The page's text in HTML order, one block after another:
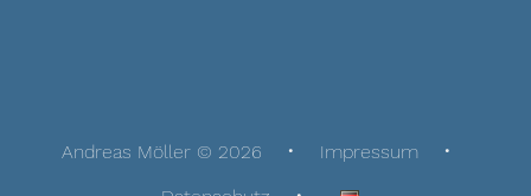
Andreas Möller © 2026
Impressum